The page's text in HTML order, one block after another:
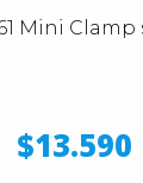
Mini
$13.590